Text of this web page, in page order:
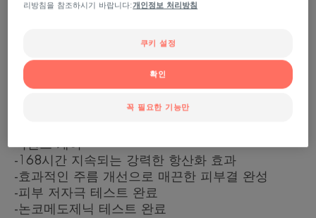
radiance and reduces the appearance of dark spots
thanks to the trio of active ingredients [Vitamin Cg*
+ Bakuchiol + Niacinamide].
디언스 케어
-168시간 지속되는 강력한 항산화 효과
-효과적인 주름 개선으로 매끈한 피부결 완성
-피부 저자극 테스트 완료
-논코메도제닉 테스트 완료
리방침을 참조하시기 바랍니다:개인정보 처리방침
쿠키 설정
꼭 필요한 기능만
확인